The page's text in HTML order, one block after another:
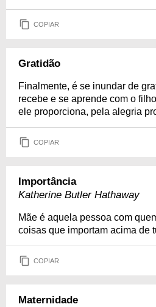
COPIAR
Gratidão
Finalmente, é se inundar de
recebe e se aprende com o
ele proporciona, pela alegria
COPIAR
Importância
Katherine Butler Hathaway
Mãe é aquela pessoa com
coisas que importam acima de
COPIAR
Maternidade